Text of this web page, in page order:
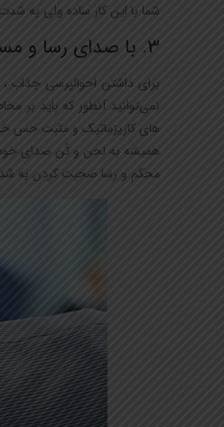
شما با این کار ساده ولی به
3. با صدای رسا و مستحکم صحبت کنید
برای داشتن احوالپرسی جذاب
نمی‌توانید آنطور که باید بر
های کاریزماتیک و مثبت حس
همیشه به لحن و تُن صدای
محکم و رسا صحبت کردن به